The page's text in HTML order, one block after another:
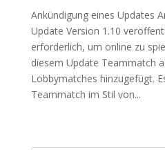
Ankündigung eines Updates
Update Version 1.10
erforderlich, um online zu
diesem Update Teammatch
Lobbymatches hinzugefügt.
Teammatch im Stil von...